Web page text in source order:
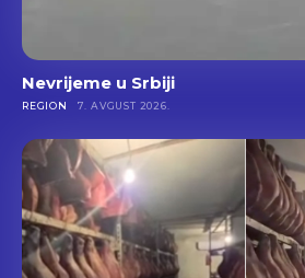
Nevrijeme u Srbiji
REGION 7. AVGUST 2026.